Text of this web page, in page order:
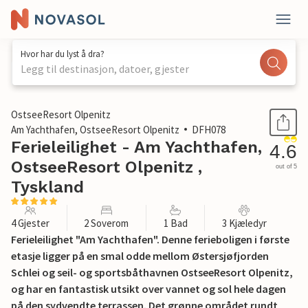
Hvor har du lyst å dra?
Legg til destinasjon, datoer, gjester
1 / 39
OstseeResort Olpenitz
Am Yachthafen, OstseeResort Olpenitz
DFH078
Ferieleilighet - Am Yachthafen,
OstseeResort Olpenitz ,
Tyskland
4.6
out of 5
4 Gjester 2 Soverom 1 Bad 3 Kjæledyr
Ferieleilighet "Am Yachthafen". Denne ferieboligen i første
etasje ligger på en smal odde mellom Østersjøfjorden
Schlei og seil- og sportsbåthavnen OstseeResort Olpenitz,
og har en fantastisk utsikt over vannet og sol hele dagen